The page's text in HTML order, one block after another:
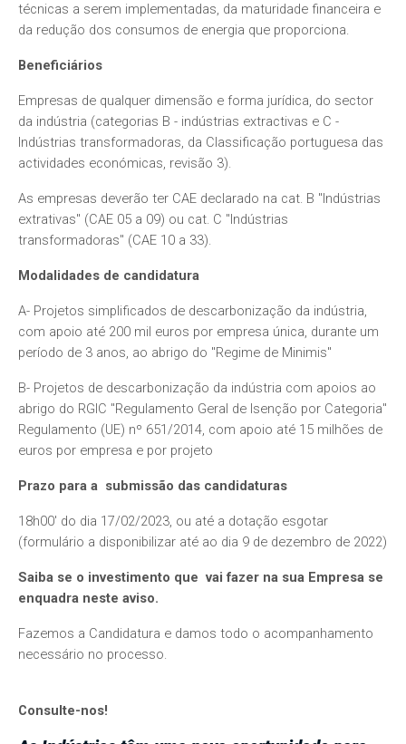
técnicas a serem implementadas, da maturidade financeira e
da redução dos consumos de energia que proporciona.
Beneficiários
Empresas de qualquer dimensão e forma jurídica, do sector
da indústria (categorias B - indústrias extractivas e C -
Indústrias transformadoras, da Classificação portuguesa das
actividades económicas, revisão 3).
As empresas deverão ter CAE declarado na cat. B "Indústrias
extrativas" (CAE 05 a 09) ou cat. C "Indústrias
transformadoras" (CAE 10 a 33).
Modalidades de candidatura
A- Projetos simplificados de descarbonização da indústria,
com apoio até 200 mil euros por empresa única, durante um
período de 3 anos, ao abrigo do "Regime de Minimis"
B- Projetos de descarbonização da indústria com apoios ao
abrigo do RGIC "Regulamento Geral de Isenção por Categoria"
Regulamento (UE) nº 651/2014, com apoio até 15 milhões de
euros por empresa e por projeto
Prazo para a submissão das candidaturas
18h00' do dia 17/02/2023, ou até a dotação esgotar
(formulário a disponibilizar até ao dia 9 de dezembro de 2022)
Saiba se o investimento que vai fazer na sua Empresa se
enquadra neste aviso.
Fazemos a Candidatura e damos todo o acompanhamento
necessário no processo.
Consulte-nos!